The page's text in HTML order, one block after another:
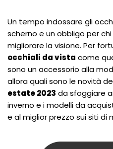
Un tempo indossare gli
scherno e un obbligo per
migliorare la visione. Per
occhiali da vista come
sono un accessorio alla
allora quali sono le novità
estate 2023 da sfoggiare
inverno e i modelli da
e al miglior prezzo sui siti di